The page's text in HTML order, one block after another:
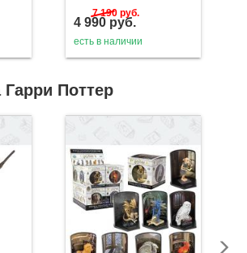
7 190 руб.
4 990 руб.
есть в наличии
Гарри Поттер